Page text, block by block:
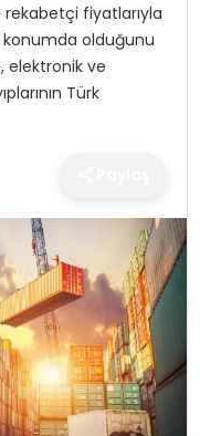
fiyatlarıyla
olduğunu
elektronik ve
Türk